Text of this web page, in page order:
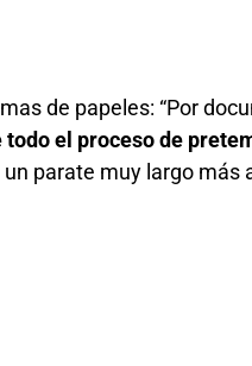
de papeles: “Por
todo el proceso de
parate muy largo más